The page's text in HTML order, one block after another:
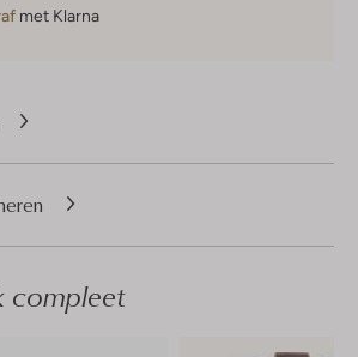
met Klarna
compleet